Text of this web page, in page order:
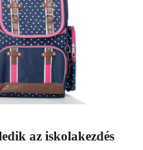
az iskolakezdés